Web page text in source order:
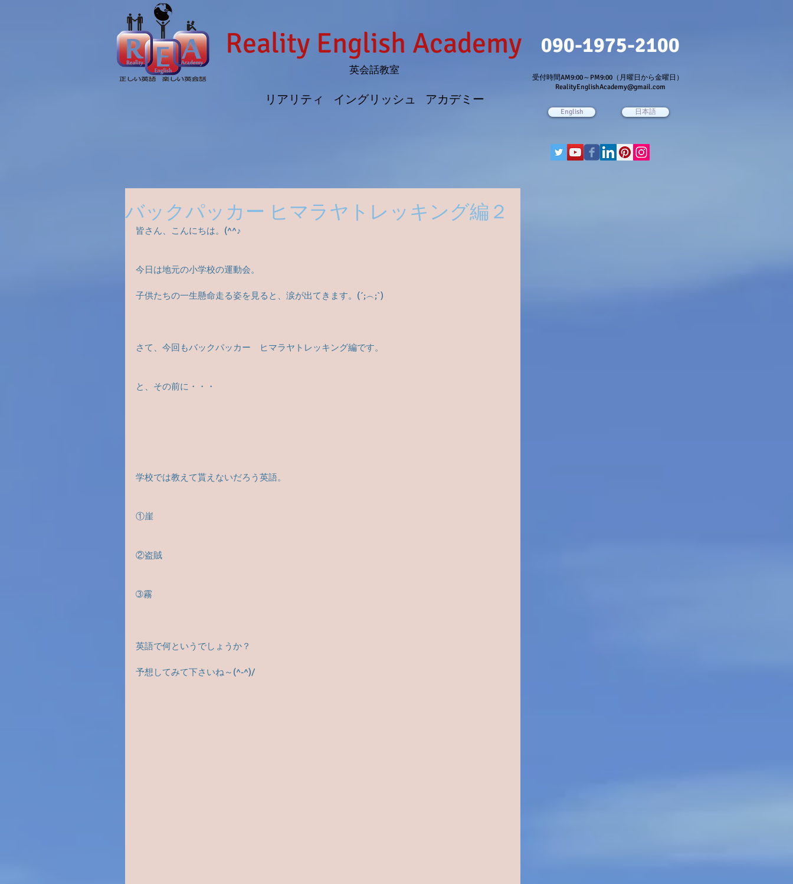
Reality English Academy
英会話教室
090-1975-2100
受付時間AM9:00～PM9:00（月曜日から金曜日）
RealityEnglishAcademy@gmail.com
リアリティ イングリッシュ アカデミー
English 日本語
バックパッカー ヒマラヤトレッキング編２
皆さん、こんにちは。(^^♪
今日は地元の小学校の運動会。
子供たちの一生懸命走る姿を見ると、涙が出てきます。(´;︵;`)
さて、今回もバックパッカー　ヒマラヤトレッキング編です。
と、その前に・・・
学校では教えて貰えないだろう英語。
①崖
②盗賊
➂霧
英語で何というでしょうか？
予想してみて下さいね～(^-^)/